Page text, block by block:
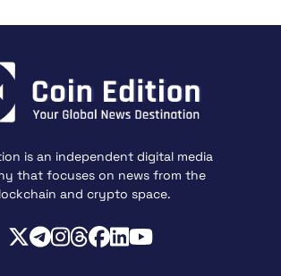
is an independent digital media
that focuses on news from the
and crypto space.